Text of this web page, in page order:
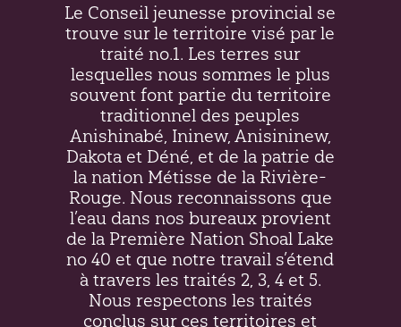
Le Conseil jeunesse provincial se
trouve sur le territoire visé par le
traité no.1. Les terres sur
lesquelles nous sommes le plus
souvent font partie du territoire
traditionnel des peuples
Anishinabé, Ininew, Anisininew,
Dakota et Déné, et de la patrie de
la nation Métisse de la Rivière-
Rouge. Nous reconnaissons que
l’eau dans nos bureaux provient
de la Première Nation Shoal Lake
no 40 et que notre travail s’étend
à travers les traités 2, 3, 4 et 5.
Nous respectons les traités
conclus sur ces territoires et